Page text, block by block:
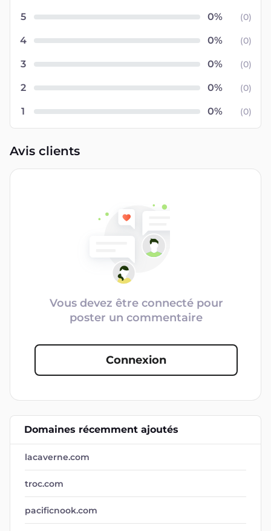
5 (0)
4 (0)
3 (0)
2 (0)
1 (0)
Avis clients
Vous devez être connecté pour
poster un commentaire
Connexion
Domaines récemment ajoutés
lacaverne.com
troc.com
pacificnook.com